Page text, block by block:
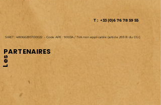
SIRET : 48066285700022 - Code APE : 9003A / TVA non applicable (article 293 B du CGI)
T : +33 (0)6 76 78 59 55
Les
PARTENAIRES